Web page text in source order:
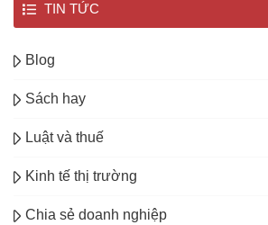
TIN TỨC
Blog
Sách hay
Luật và thuế
Kinh tế thị trường
Chia sẻ doanh nghiệp